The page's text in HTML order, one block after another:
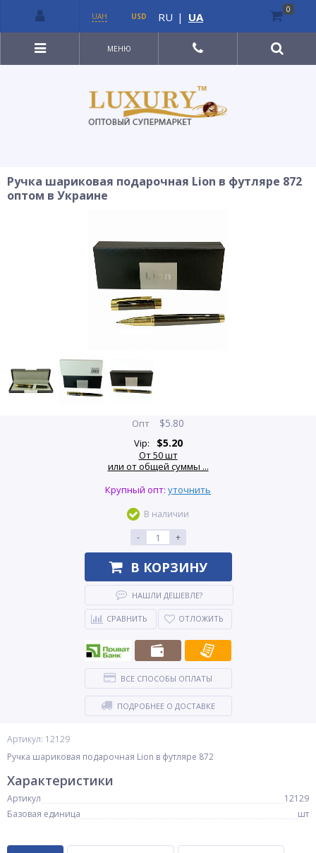
МЕНЮ
Ручка шариковая подарочная Lion в футляре 872
оптом в Украине
Артикул: 12129
Ручка шариковая подарочная Lion в футляре 872
Опт $5.80
Vip: $5.20
От 50 шт
или от общей суммы ...
Крупный опт: уточнить
В наличии
-
+
В КОРЗИНУ
НАШЛИ ДЕШЕВЛЕ?
СРАВНИТЬ ОТЛОЖИТЬ
ВСЕ СПОСОБЫ ОПЛАТЫ
ПОДРОБНЕЕ О ДОСТАВКЕ
Характеристики
Артикул
12129
Базовая единица
шт
UAH USD RU | UA
0